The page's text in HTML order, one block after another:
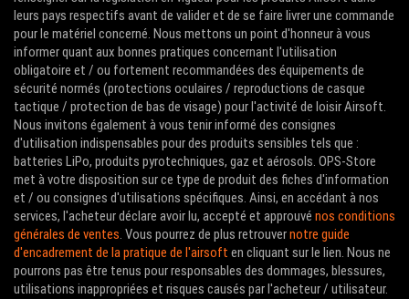
leurs pays respectifs avant de valider et de se faire livrer une commande
pour le matériel concerné. Nous mettons un point d'honneur à vous
informer quant aux bonnes pratiques concernant l'utilisation
obligatoire et / ou fortement recommandées des équipements de
sécurité normés (protections oculaires / reproductions de casque
tactique / protection de bas de visage) pour l'activité de loisir Airsoft.
Nous invitons également à vous tenir informé des consignes
d'utilisation indispensables pour des produits sensibles tels que :
batteries LiPo, produits pyrotechniques, gaz et aérosols. OPS-Store
met à votre disposition sur ce type de produit des fiches d'information
et / ou consignes d'utilisations spécifiques. Ainsi, en accédant à nos
services, l'acheteur déclare avoir lu, accepté et approuvé nos conditions
générales de ventes. Vous pourrez de plus retrouvernotre guide
d'encadrement de la pratique de l'airsoft en cliquant sur le lien. Nous ne
pourrons pas être tenus pour responsables des dommages, blessures,
utilisations inappropriées et risques causés par l'acheteur / utilisateur.